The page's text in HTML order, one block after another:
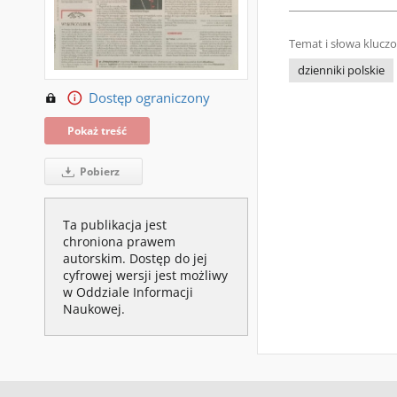
Dostęp ograniczony
Pokaż treść
Pobierz
Ta publikacja jest
chroniona prawem
autorskim. Dostęp do jej
cyfrowej wersji jest możliwy
w Oddziale Informacji
Naukowej.
Temat i słowa
dzienniki polskie